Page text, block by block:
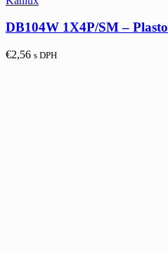
DB104W 1X4P/SM –
€2,56 s DPH